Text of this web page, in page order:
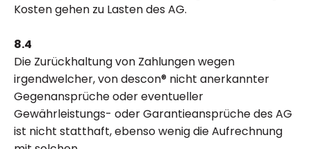
Kosten gehen zu Lasten des AG.
8.4
Die Zurückhaltung von Zahlungen wegen
irgendwelcher, von descon® nicht anerkannter
Gegenansprüche oder eventueller
Gewährleistungs- oder Garantieansprüche des AG
ist nicht statthaft, ebenso wenig die Aufrechnung